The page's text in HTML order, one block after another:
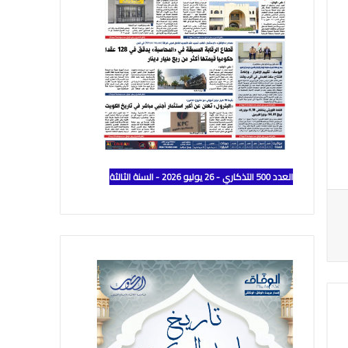
العدد 500 التذكاري - 26 يوليو 2026 - السنة الثالثة